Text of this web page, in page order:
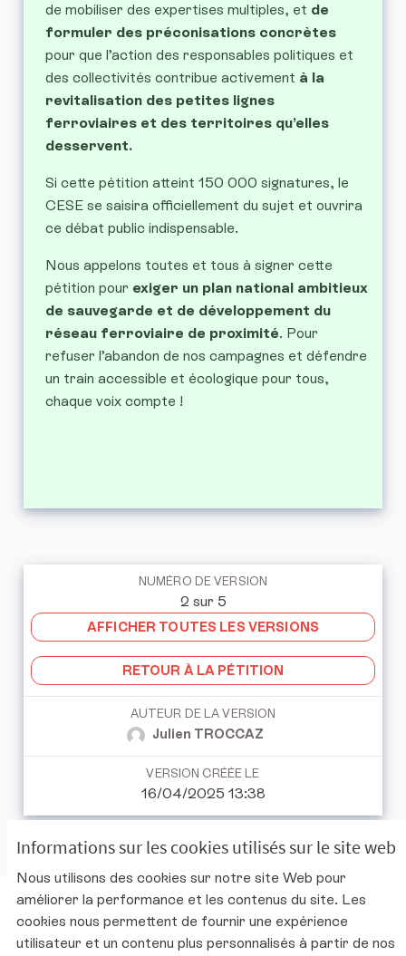
Informations sur les cookies utilisés sur le site web
Nous utilisons des cookies sur notre site Web pour
améliorer la performance et les contenus du site. Les
cookies nous permettent de fournir une expérience
utilisateur et un contenu plus personnalisés à partir de nos
de mobiliser des expertises multiples, et de
formuler des préconisations concrètes
pour que l’action des responsables politiques et
des collectivités contribue activement à la
revitalisation des petites lignes
ferroviaires et des territoires qu’elles
desservent.
Si cette pétition atteint 150 000 signatures, le
CESE se saisira officiellement du sujet et ouvrira
ce débat public indispensable.
Nous appelons toutes et tous à signer cette
pétition pour exiger un plan national ambitieux
de sauvegarde et de développement du
réseau ferroviaire de proximité. Pour
refuser l’abandon de nos campagnes et défendre
un train accessible et écologique pour tous,
chaque voix compte !
NUMÉRO DE VERSION
2 sur 5
AFFICHER TOUTES LES VERSIONS
RETOUR À LA PÉTITION
AUTEUR DE LA VERSION
Julien TROCCAZ
VERSION CRÉÉE LE
16/04/2025 13:38
Charte d'utilisation de la plateforme
Mentions légales